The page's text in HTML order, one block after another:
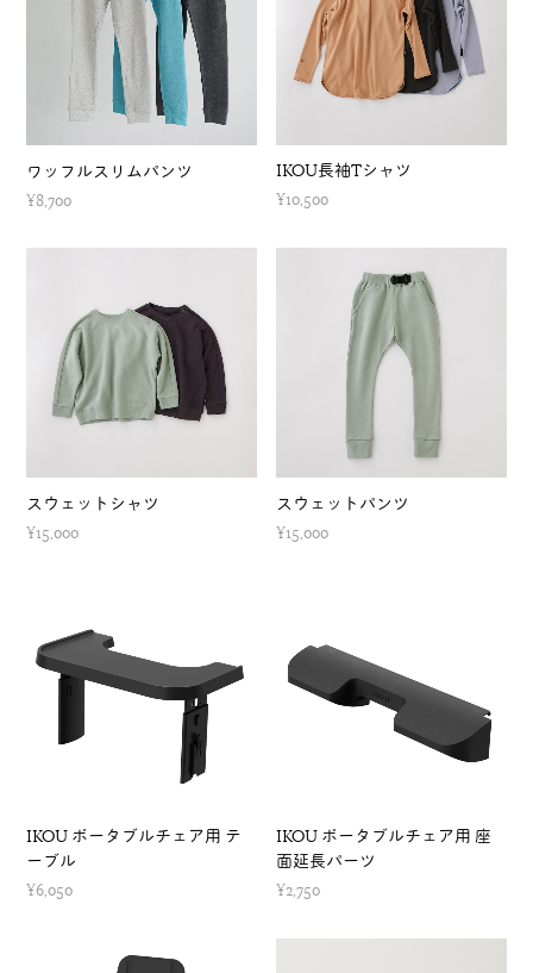
ワッフルスリムパンツ
¥8,700
IKOU長袖Tシャツ
¥10,500
スウェットシャツ
¥15,000
スウェットパンツ
¥15,000
IKOU ポータブルチェア用 テ
ーブル
¥6,050
IKOU ポータブルチェア用 座
面延長パーツ
¥2,750